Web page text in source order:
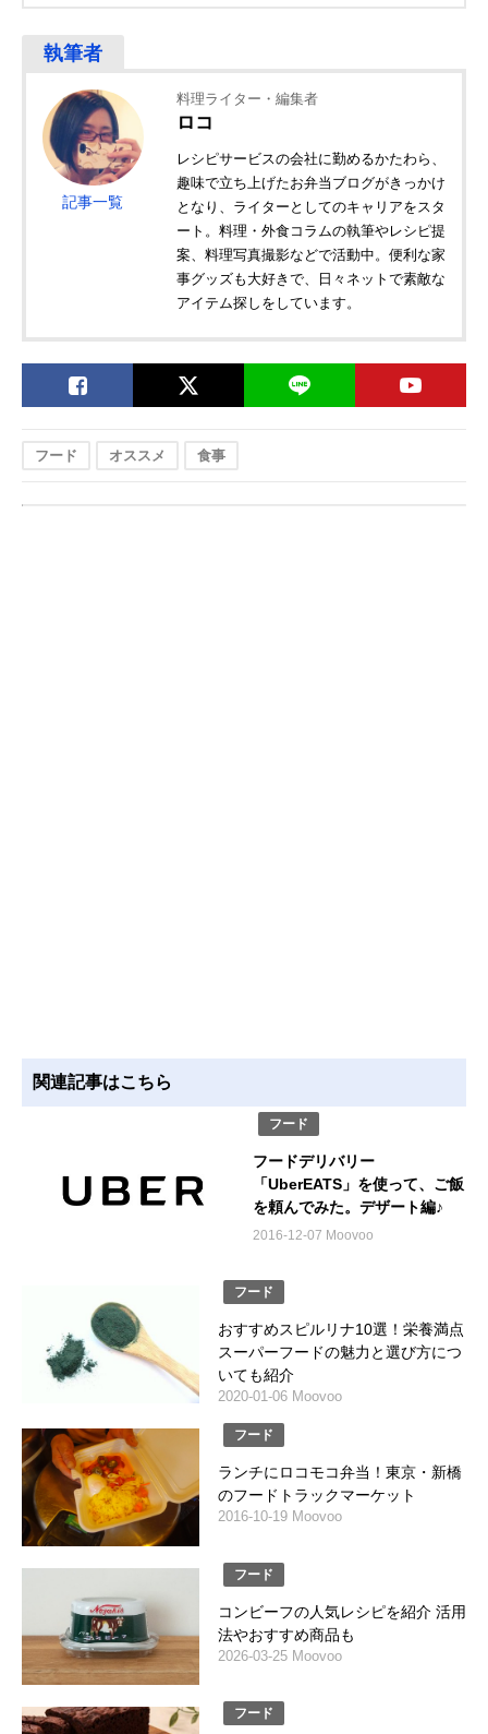
記事一覧
料理ライター・編集者
ロコ
レシピサービスの会社に勤めるかたわら、
趣味で立ち上げたお弁当ブログがきっかけ
となり、ライターとしてのキャリアをスタ
ート。料理・外食コラムの執筆やレシピ提
案、料理写真撮影などで活動中。便利な家
事グッズも大好きで、日々ネットで素敵な
アイテム探しをしています。
フード オススメ 食事
関連記事はこちら
フード
フードデリバリー
「UberEATS」を使って、ご飯
を頼んでみた。デザート編♪
2016-12-07 Moovoo
フード
おすすめスピルリナ10選！栄養満点
スーパーフードの魅力と選び方につ
いても紹介
2020-01-06 Moovoo
フード
ランチにロコモコ弁当！東京・新橋
のフードトラックマーケット
2016-10-19 Moovoo
フード
コンビーフの人気レシピを紹介 活用
法やおすすめ商品も
2026-03-25 Moovoo
フード